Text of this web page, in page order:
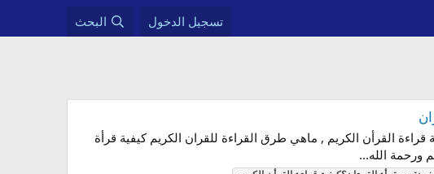
تسجيل الدخول البحث
كيف نقوم بقرأة القرءان؟كيفية قراءة القرأن الكريم , ماهي طرق القراءة للقران الكريم كيفية قرأة
ورحمة الله...